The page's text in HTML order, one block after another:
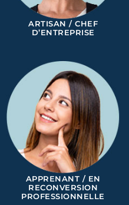
ARTISAN / CHEF
D’ENTREPRISE
APPRENANT / EN
RECONVERSION
PROFESSIONNELLE